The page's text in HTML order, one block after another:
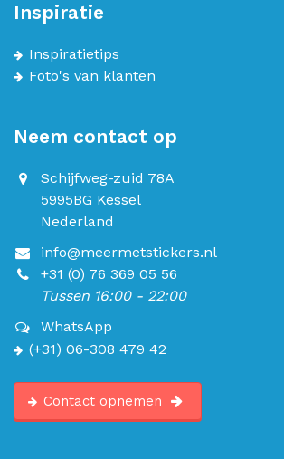
Inspiratie
Inspiratietips
Foto's van klanten
Neem contact op
Schijfweg-zuid 78A
5995BG Kessel
Nederland
info@meermetstickers.nl
+31 (0) 76 369 05 56
Tussen 16:00 - 22:00
WhatsApp
(+31) 06-308 479 42
Contact opnemen